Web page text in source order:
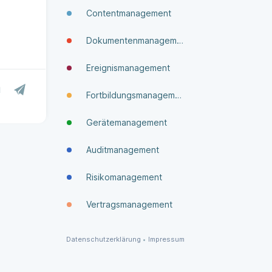
Contentmanagement
Dokumenten­manage­ment
Ereignismanagement
Fortbildungsmanagement
Gerätemanagement
Auditmanagement
Risikomanagement
Vertragsmanagement
Datenschutzerklärung • Impressum